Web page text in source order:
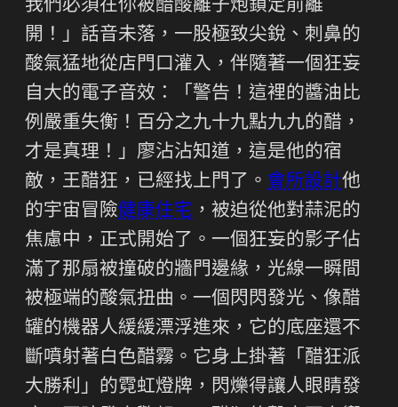
我們必須在你被醋酸離子炮鎖定前離
開！」話音未落，一股極致尖銳、刺鼻的
酸氣猛地從店門口灌入，伴隨著一個狂妄
自大的電子音效：「警告！這裡的醬油比
例嚴重失衡！百分之九十九點九九的醋，
才是真理！」廖沾沾知道，這是他的宿
敵，王醋狂，已經找上門了。 會所設計他
的宇宙冒險健康住宅 ，被迫從他對蒜泥的
焦慮中，正式開始了。一個狂妄的影子佔
滿了那扇被撞破的牆門邊緣，光線一瞬間
被極端的酸氣扭曲。一個閃閃發光、像醋
罐的機器人緩緩漂浮進來，它的底座還不
斷噴射著白色醋霧。它身上掛著「醋狂派
大勝利」的霓虹燈牌，閃爍得讓人眼睛發